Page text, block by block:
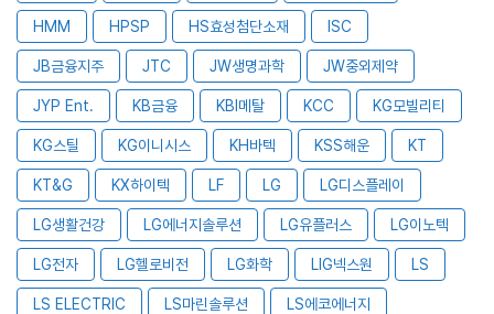
HMM HPSP HS효성첨단소재 ISC
JB금융지주 JTC JW생명과학 JW중외제약
JYP Ent. KB금융 KBI메탈 KCC KG모빌리티
KG스틸 KG이니시스 KH바텍 KSS해운 KT
KT&G KX하이텍 LF LG LG디스플레이
LG생활건강 LG에너지솔루션 LG유플러스 LG이노텍
LG전자 LG헬로비전 LG화학 LIG넥스원 LS
LS ELECTRIC LS마린솔루션 LS에코에너지